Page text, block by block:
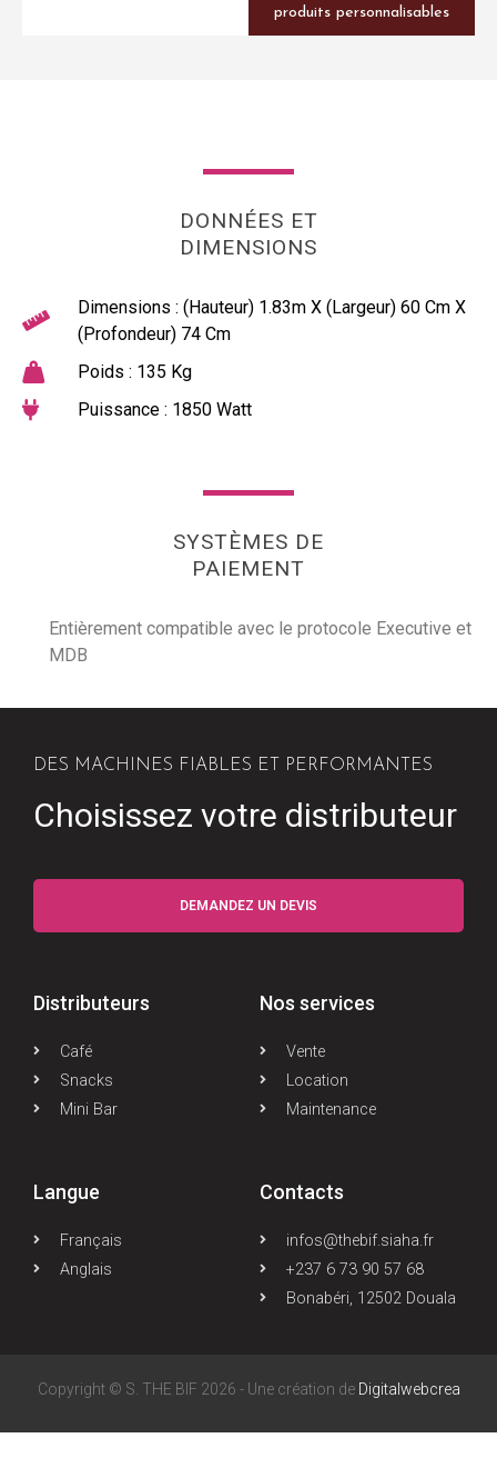
produits personnalisables
DONNÉES ET
DIMENSIONS
Dimensions : (Hauteur) 1.83m X (Largeur) 60 Cm X
(Profondeur) 74 Cm
Poids : 135 Kg
Puissance : 1850 Watt
SYSTÈMES DE
PAIEMENT
Entièrement compatible avec le protocole Executive et
MDB
DES MACHINES FIABLES ET PERFORMANTES
Choisissez votre distributeur
DEMANDEZ UN DEVIS
Distributeurs
Café
Snacks
Mini Bar
Nos services
Vente
Location
Maintenance
Langue
Français
Anglais
Contacts
infos@thebif.siaha.fr
+237 6 73 90 57 68
Bonabéri, 12502 Douala
Copyright © S. THE BIF 2026 - Une création de Digitalwebcrea